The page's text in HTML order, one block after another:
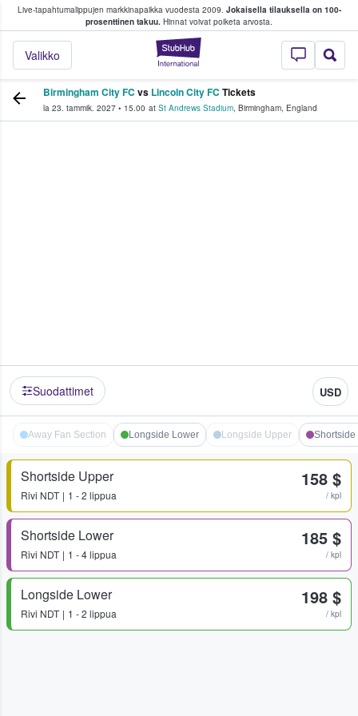
Live-tapahtumalippujen markkinapaikka vuodesta 2009. Jokaisella tilauksella on 100-
prosenttinen takuu. Hinnat voivat poiketa arvosta.
StubHub -
Valikko
fanit ostavat ja myyvät lippuja
Birmingham City FC vs Lincoln City FC Tickets
la 23. tammik. 2027 • 15.00 at St Andrews Stadium, Birmingham, England
Suodattimet USD
Away Fan Section Longside Lower Longside Upper Shortside
Shortside Upper
Rivi NDT 1 - 2 lippua
158 $
/ kpl
Shortside Lower
Rivi NDT 1 - 4 lippua
185 $
/ kpl
Longside Lower
Rivi NDT 1 - 2 lippua
198 $
/ kpl